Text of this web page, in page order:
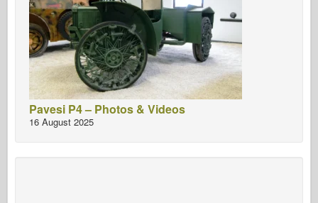
Pavesi P4 – Photos & Videos
16 August 2025